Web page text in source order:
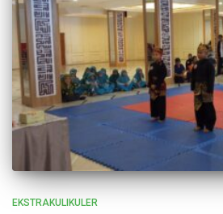
EKSTRAKULIKULER